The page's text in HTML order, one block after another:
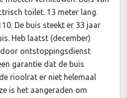
toilet. 13 meter lang.
De buis steekt er 33 jaar
Heb laatst (december)
ontstoppingsdienst
garantie dat de buis
rioolrat er niet helemaal
is het aangeraden om